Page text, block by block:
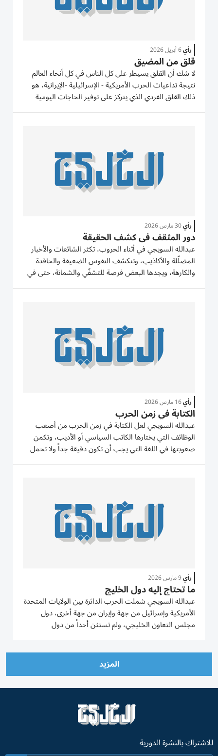
رأي6 أبريل 2026
قلق من المضيق
لا شك أن القلق يسيطر على كل الناس في كل أنحاء العالم
نتيجة تداعيات الحرب الأمريكية - الإسرائيلية -الإيرانية، هو
ذلك القلق الفردي الذي يتركز على توفير الحاجات اليومية
الضرورية التي يعتبرها البعض بسيطة، إلا أنها ليست كذلك،
رأي30 مارس 2026
دور المثقف في كشف الحقيقة
عبدالله السويجي في أثناء الحروب، تكثر الشائعات والأخبار
المضلّلة والأكاذيب، وتنكشف النفوس الضعيفة والحاقدة
والكارهة، ويجدها البعض فرصة للتشفّي والشماتة، حتى في
حالة الأداء الرائع للدولة في مواجهة الحرب، هناك فئة من
رأي16 مارس 2026
الكتابة في زمن الحرب
عبدالله السويجي لعل الكتابة في زمن الحرب من أصعب
الوظائف التي يختارها الكاتب السياسي أو الأديب، وتكمن
صعوبتها في اللغة التي يجب أن تكون دقيقة جداً ولا تحمل
معنيين، فاللغة الإيحائية في الكتابة السياسية أو اللغة الرمزية
رأي9 مارس 2026
ما تحتاج إليه دول الخليج
عبدالله السويجي شملت الحرب الدائرة بين الولايات المتحدة
الأمريكية وإسرائيل من جهة وإيران من جهة أخرى، دول
مجلس التعاون الخليجي، ولم تستثن أحداً من دول
المزيد
للاشتراك بالنشرة الدورية